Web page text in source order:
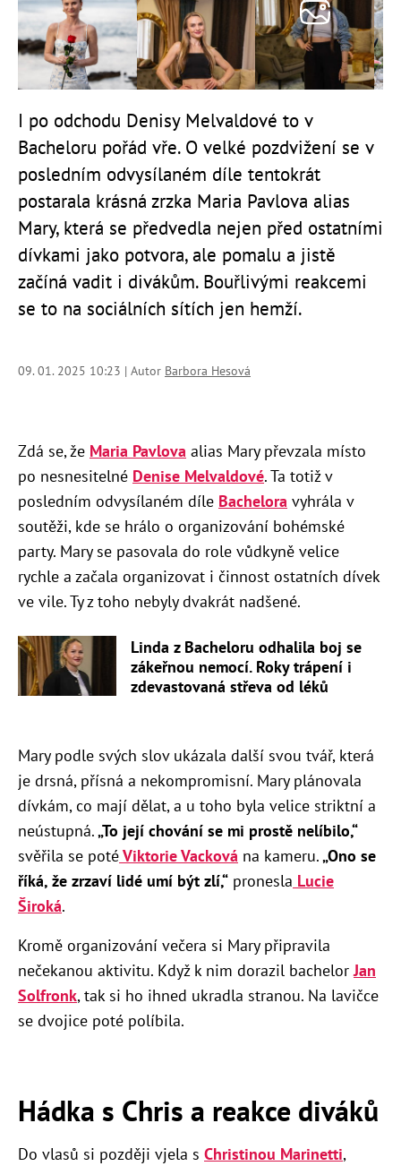
I po odchodu Denisy Melvaldové to v
Bacheloru pořád vře. O velké pozdvižení se v
posledním odvysílaném díle tentokrát
postarala krásná zrzka Maria Pavlova alias
Mary, která se předvedla nejen před ostatními
dívkami jako potvora, ale pomalu a jistě
začíná vadit i divákům. Bouřlivými reakcemi
se to na sociálních sítích jen hemží.
09. 01. 2025 10:23 | Autor Barbora Hesová
Zdá se, že Maria Pavlova alias Mary převzala místo
po nesnesitelné Denise Melvaldové. Ta totiž v
posledním odvysílaném díle Bachelora vyhrála v
soutěži, kde se hrálo o organizování bohémské
party. Mary se pasovala do role vůdkyně velice
rychle a začala organizovat i činnost ostatních dívek
ve vile. Ty z toho nebyly dvakrát nadšené.
Linda z Bacheloru odhalila boj se
zákeřnou nemocí. Roky trápení i
zdevastovaná střeva od léků
Mary podle svých slov ukázala další svou tvář, která
je drsná, přísná a nekompromisní. Mary plánovala
dívkám, co mají dělat, a u toho byla velice striktní a
neústupná.„To její chování se mi prostě nelíbilo,“
svěřila se potéViktorie Vacková na kameru.„Ono se
říká, že zrzaví lidé umí být zlí,“ pronesla Lucie
Široká.
Kromě organizování večera si Mary připravila
nečekanou aktivitu. Když k nim dorazil bachelorJan
Solfronk, tak si ho ihned ukradla stranou. Na lavičce
se dvojice poté políbila.
Hádka s Chris a reakce diváků
Do vlasů si později vjela s Christinou Marinetti,